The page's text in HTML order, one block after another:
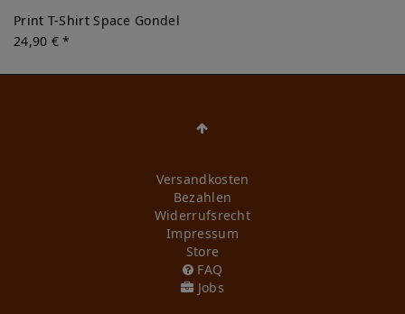
Print T-Shirt Space Gondel
24,90 € *
Versandkosten
Bezahlen
Widerrufs­recht
Impressum
Store
FAQ
Jobs